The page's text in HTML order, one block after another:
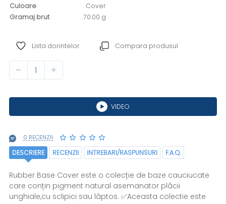
Culoare
Cover
Gramaj brut
70.00 g
Lista dorintelor Compara produsul
VIDEO
0 RECENZII
DESCRIERE RECENZII INTREBARI/RASPUNSURI F.A.Q.
Rubber Base Cover este o colecție de baze cauciucate
care conțin pigment natural asemanator plăcii
unghiale,cu sclipici sau lăptos. ✅Aceasta colectie este